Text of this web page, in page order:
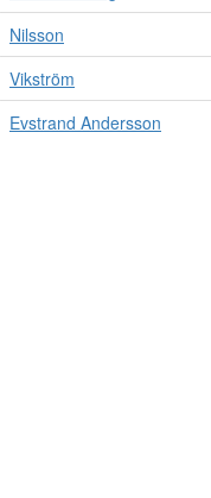
Nilsson
Vikström
Evstrand Andersson